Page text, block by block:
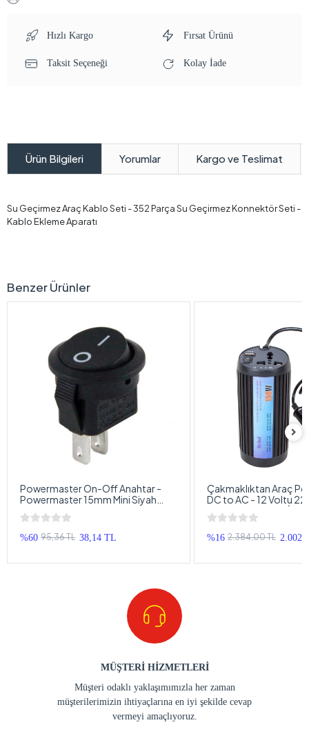
Hızlı Kargo Fırsat Ürünü
Taksit Seçeneği Kolay İade
Ürün Bilgileri Yorumlar Kargo ve Teslimat
Su Geçirmez Araç Kablo Seti - 352 Parça Su Geçirmez Konnektör Seti -
Kablo Ekleme Aparatı
Benzer Ürünler
Powermaster On-Off Anahtar -
Powermaster 15mm Mini Siyah
Yuvarlak Işıksız On-Off Anahtar
%60 95,36 TL 38,14 TL
Çakmaklıktan Araç
DC to AC - 12 Voltu 220V Yapan
Çakmaklık Power
%16 2.384,00 TL
MÜŞTERİ HİZMETLERİ
Müşteri odaklı yaklaşımımızla her zaman
müşterilerimizin ihtiyaçlarına en iyi şekilde cevap
vermeyi amaçlıyoruz.